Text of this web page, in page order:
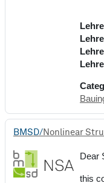
BMSD/Nonlinear
Dear
this